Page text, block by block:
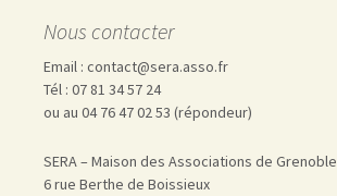
Nous contacter
Email : contact@sera.asso.fr
Tél : 07 81 34 57 24
ou au 04 76 47 02 53 (répondeur)
SERA – Maison des Associations de Grenoble
6 rue Berthe de Boissieux